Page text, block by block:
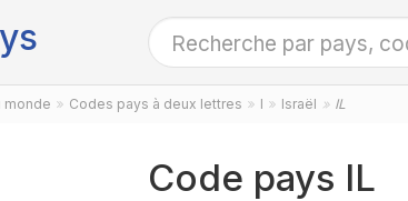
monde Codes pays à deux lettres I Israël IL
Code pays IL